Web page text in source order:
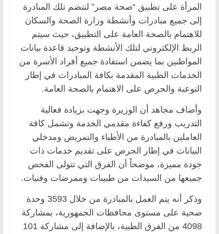
المرأة على تطبيق “صحة مصر” لتنضم تلك المبادرة
إلى جميع مبادرات وأنشطة وزارة الصحة والسكان
للاهتمام بالصحة العامة على التطبيق، حيث سيتم
الربط الإلكتروني لتلك الأنشطة وتوحيد قاعدة بيانات
المواطنين بما يضمن استفادة جميع أفراد الأسرة من
الخدمات الطبية المقدمة بكافة المبادرات في إطار
التوعية والحرص على الاهتمام بالصحة العامة.
وأضاف مجاهد أن الوزيرة وجهت بزيادة فعالية
التدريب ورفع كفاءة مقدمي الخدمة وتشمل كافة
العاملين بالمبادرة من الأطباء والتمريض ومدخلي
البيانات في إطار الحرص على تقديم خدمات ذات
جودة مميزة، موضحاً أن الفرق التي تتولى الفحص
جميعها من السيدات من طبيبات وممرضات وفنيات.
وذكر أنه يتم العمل بالمبادرة من خلال 3593 وحدة
صحية على مستوى محافظات الجمهورية، بمشاركة
4098 من الفرق الطبية، بالإضافة إلى مشاركة 101